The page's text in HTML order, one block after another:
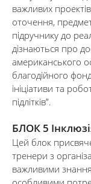
важливих
оточення,
підручнику до
дізнаються про
американського
благодійного
ініціативи та
підлітків”.
БЛОК 5
Цей блок
тренери з
важливими